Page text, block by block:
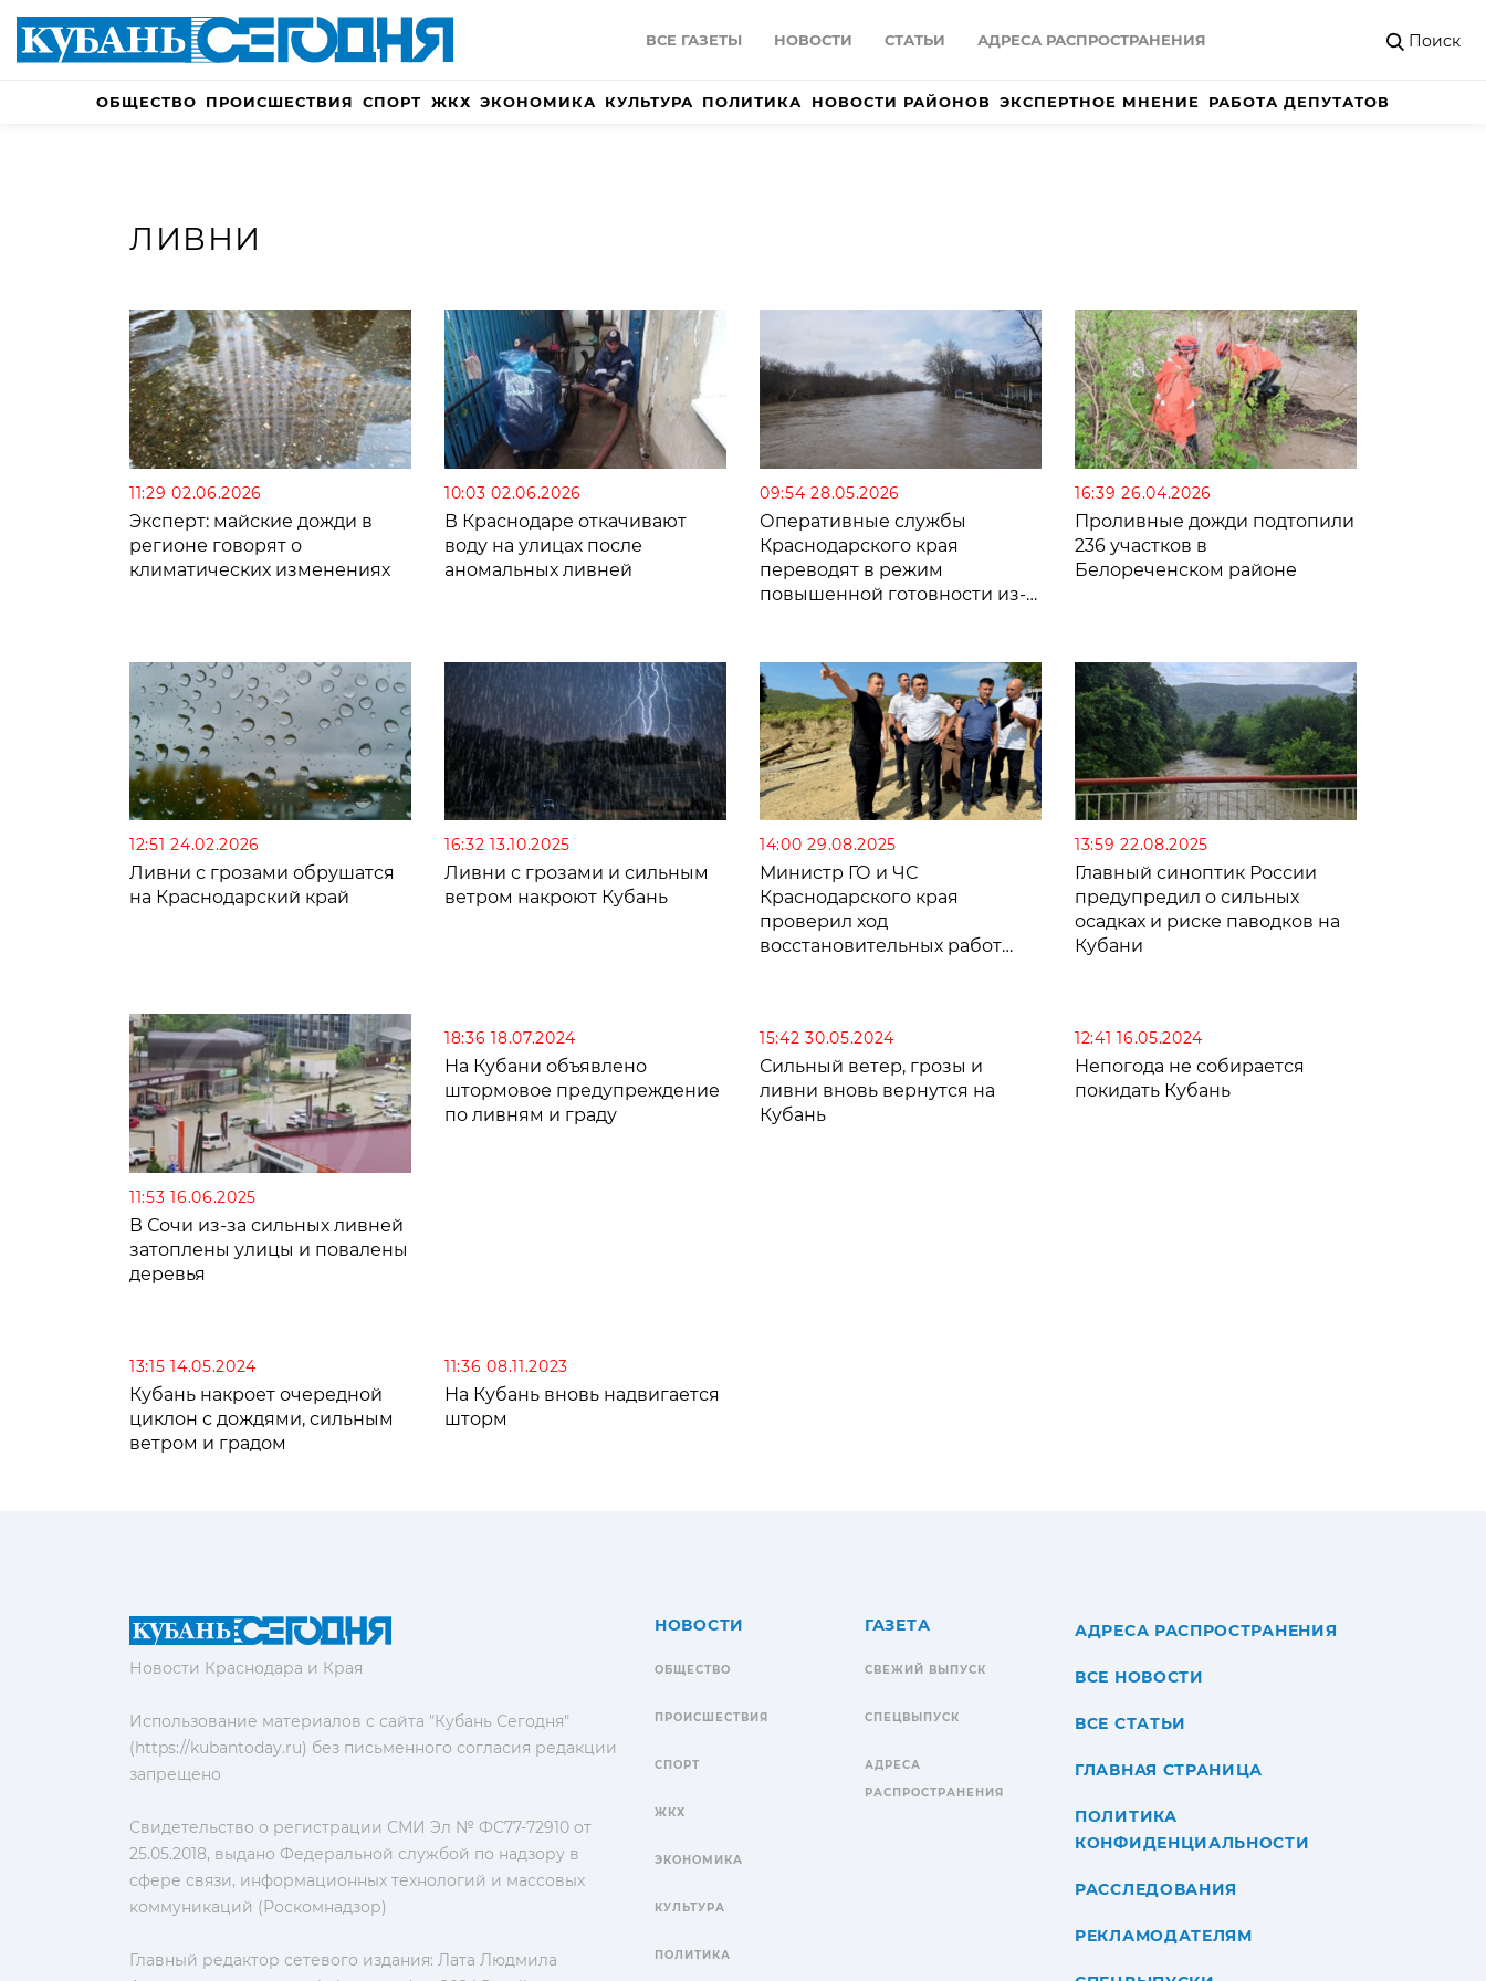
ВСЕ ГАЗЕТЫ НОВОСТИ СТАТЬИ АДРЕСА РАСПРОСТРАНЕНИЯ Поиск
ОБЩЕСТВО ПРОИСШЕСТВИЯ СПОРТ ЖКХ ЭКОНОМИКА КУЛЬТУРА ПОЛИТИКА НОВОСТИ РАЙОНОВ ЭКСПЕРТНОЕ МНЕНИЕ РАБОТА ДЕПУТАТОВ
ЛИВНИ
11:29 02.06.2026
Эксперт: майские дожди в
регионе говорят о
климатических изменениях
10:03 02.06.2026
В Краснодаре откачивают
воду на улицах после
аномальных ливней
09:54 28.05.2026
Оперативные службы
Краснодарского края
переводят в режим
повышенной готовности из-
16:39 26.04.2026
Проливные дожди подтопили
236 участков в
Белореченском районе
12:51 24.02.2026
Ливни с грозами обрушатся
на Краснодарский край
16:32 13.10.2025
Ливни с грозами и сильным
ветром накроют Кубань
14:00 29.08.2025
Министр ГО и ЧС
Краснодарского края
проверил ход
восстановительных работ
13:59 22.08.2025
Главный синоптик России
предупредил о сильных
осадках и риске паводков на
Кубани
11:53 16.06.2025
В Сочи из-за сильных ливней
затоплены улицы и повалены
деревья
18:36 18.07.2024
На Кубани объявлено
штормовое предупреждение
по ливням и граду
15:42 30.05.2024
Сильный ветер, грозы и
ливни вновь вернутся на
Кубань
12:41 16.05.2024
Непогода не собирается
покидать Кубань
13:15 14.05.2024
Кубань накроет очередной
циклон с дождями, сильным
ветром и градом
11:36 08.11.2023
На Кубань вновь надвигается
шторм
Новости Краснодара и Края
Использование материалов с сайта "Кубань Сегодня"
(https://kubantoday.ru) без письменного согласия редакции
запрещено
Свидетельство о регистрации СМИ Эл № ФС77-72910 от
25.05.2018, выдано Федеральной службой по надзору в
сфере связи, информационных технологий и массовых
коммуникаций (Роскомнадзор)
Главный редактор сетевого издания: Лата Людмила
НОВОСТИ
ОБЩЕСТВО
ПРОИСШЕСТВИЯ
СПОРТ
ЖКХ
ЭКОНОМИКА
КУЛЬТУРА
ПОЛИТИКА
ГАЗЕТА
СВЕЖИЙ ВЫПУСК
СПЕЦВЫПУСК
АДРЕСА
РАСПРОСТРАНЕНИЯ
АДРЕСА РАСПРОСТРАНЕНИЯ
ВСЕ НОВОСТИ
ВСЕ СТАТЬИ
ГЛАВНАЯ СТРАНИЦА
ПОЛИТИКА
КОНФИДЕНЦИАЛЬНОСТИ
РАССЛЕДОВАНИЯ
РЕКЛАМОДАТЕЛЯМ